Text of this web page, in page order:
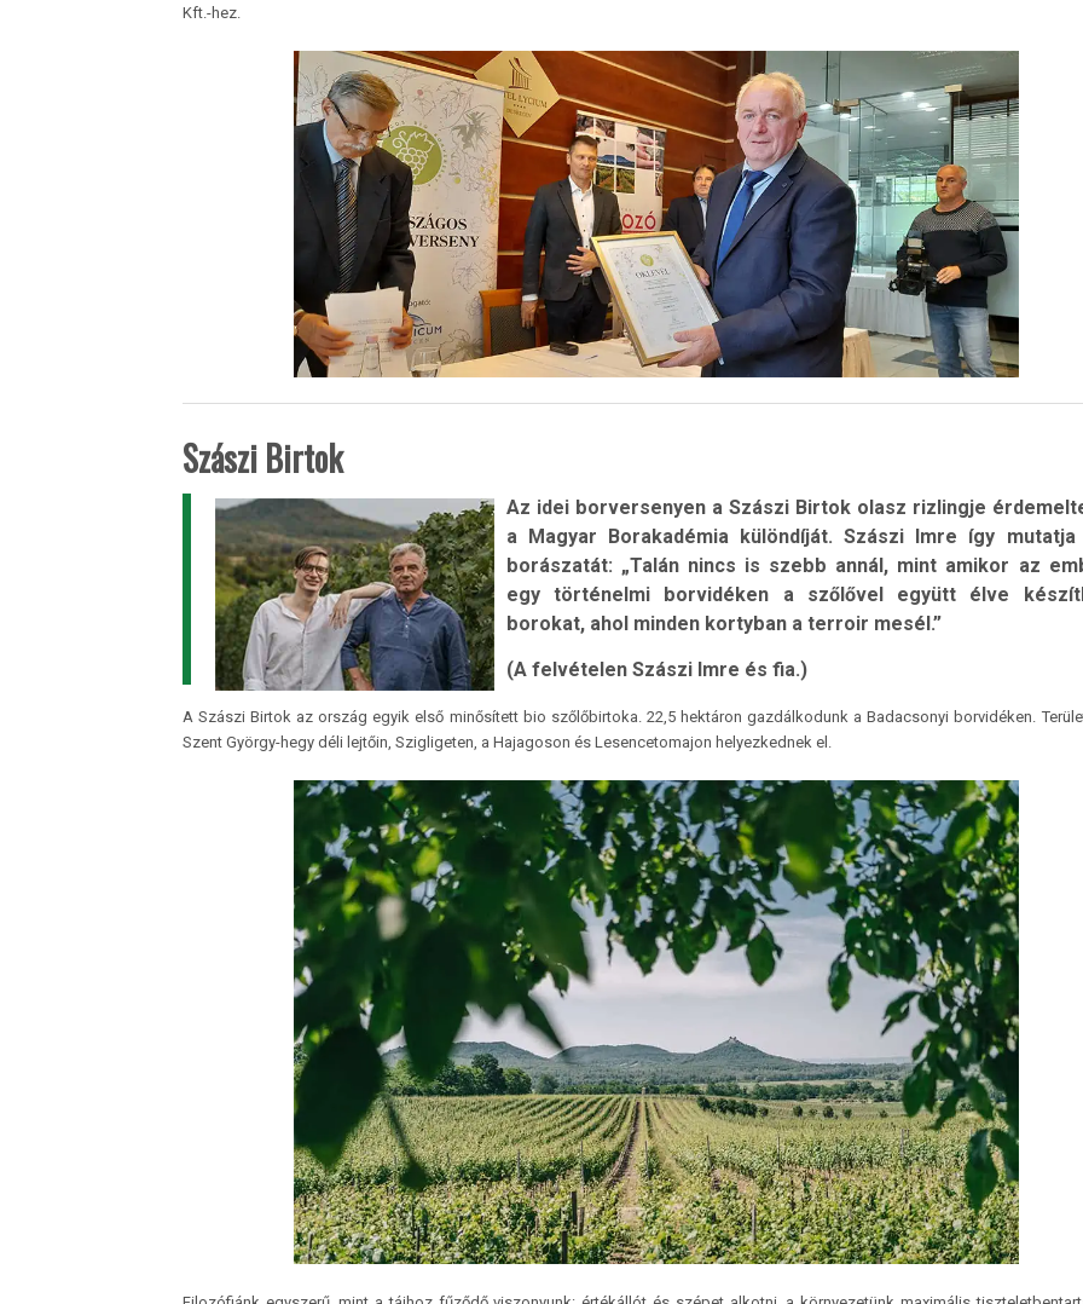
Kft.-hez.
Szászi Birtok
Az idei borversenyen a Szászi Birtok olasz rizlingje
a Magyar Borakadémia különdíját. Szászi Imre így mutatja
borászatát: „Talán nincs is szebb annál, mint amikor az
egy történelmi borvidéken a szőlővel együtt élve
borokat, ahol minden kortyban a terroir mesél.”
(A felvételen Szászi Imre és fia.)
A Szászi Birtok az ország egyik első minősített bio szőlőbirtoka. 22,5 hektáron gazdálkodunk a Badacsonyi borvidéken.
Szent György-hegy déli lejtőin, Szigligeten, a Hajagoson és Lesencetomajon helyezkednek el.